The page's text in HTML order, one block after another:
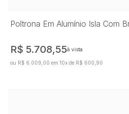
Poltrona Em Alumínio Isla Com
R$ 5.708,55à vista
ou R$ 6.009,00 em 10x de R$ 600,90